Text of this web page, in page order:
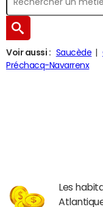
Voir aussi : Saucède
Préchacq-Navarrenx
Les